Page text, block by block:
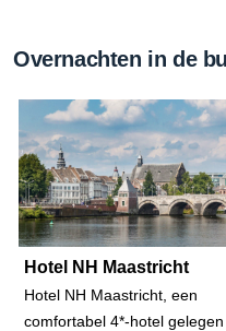
Overnachten in de
Hotel NH Maastricht
Hotel NH Maastricht, een
comfortabel 4*-hotel